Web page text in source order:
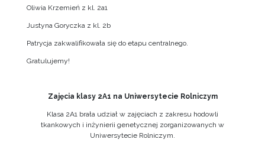
Oliwia Krzemień z kl. 2a1
Justyna Goryczka z kl. 2b
Patrycja zakwalifikowała się do etapu centralnego.
Gratulujemy!
Zajęcia klasy 2A1 na Uniwersytecie Rolniczym
Klasa 2A1 brała udział w zajęciach z zakresu hodowli
tkankowych i inżynierii genetycznej zorganizowanych w
Uniwersytecie Rolniczym.